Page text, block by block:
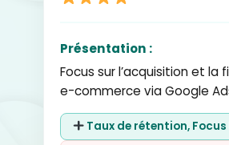
Présentation :
Focus sur l’acquisition et la
e-commerce via Google
Taux de rétention, Focus